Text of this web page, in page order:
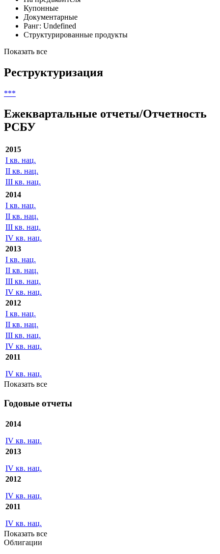
Купонные
Документарные
Ранг: Undefined
Структурированные продукты
Показать все
Реструктуризация
***
Ежеквартальные отчеты/Отчетность
РСБУ
2015
I кв. нац.
II кв. нац.
III кв. нац.
2014
I кв. нац.
II кв. нац.
III кв. нац.
IV кв. нац.
2013
I кв. нац.
II кв. нац.
III кв. нац.
IV кв. нац.
2012
I кв. нац.
II кв. нац.
III кв. нац.
IV кв. нац.
2011
IV кв. нац.
Показать все
Годовые отчеты
2014
IV кв. нац.
2013
IV кв. нац.
2012
IV кв. нац.
2011
IV кв. нац.
Показать все
Облигации